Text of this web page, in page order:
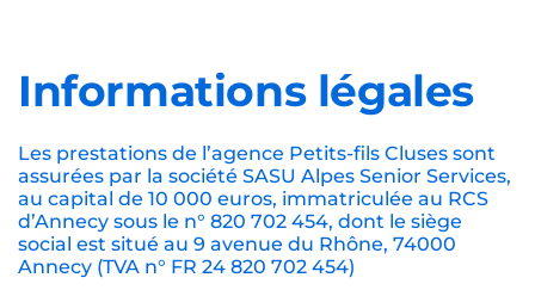
Informations légales
Les prestations de l’agence Petits-fils Cluses sont
assurées par la société SASU Alpes Senior Services,
au capital de 10 000 euros, immatriculée au RCS
d’Annecy sous le n° 820 702 454, dont le siège
social est situé au 9 avenue du Rhône, 74000
Annecy (TVA n° FR 24 820 702 454)